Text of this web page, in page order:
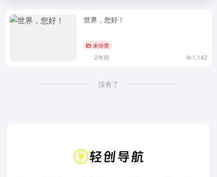
世界，您好！
未分类
2年前 1,142
没有了